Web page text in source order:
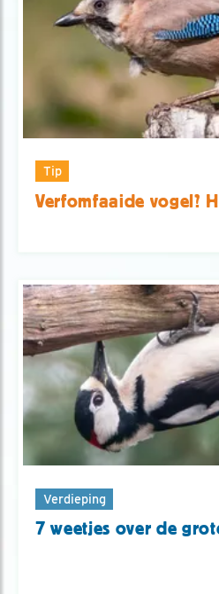
Tip
Verfomfaaide vogel?
Verdieping
7 weetjes over de